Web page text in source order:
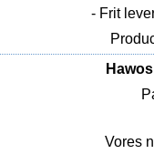
- Frit
Vores